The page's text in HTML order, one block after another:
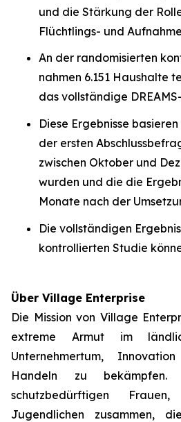
und die Stärkung der
Flüchtlings- und
An der randomisierten
nahmen 6.151 Haushalte
das vollständige
Diese Ergebnisse
der ersten
zwischen Oktober und
wurden und die die
Monate nach der
Die vollständigen
kontrollierten Studie
Über Village Enterprise
Die Mission von Village
extreme Armut im
Unternehmertum,
Handeln zu
schutzbedürftigen
Jugendlichen zusammen,